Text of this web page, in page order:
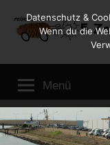
Inhalt
Reiseblog
Leben
im
Wohnmobil
Menü
Datenschutz &
Wenn du die